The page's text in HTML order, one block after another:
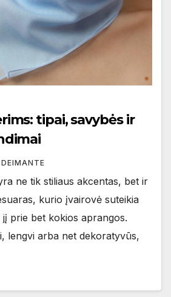
tipai, savybės ir
DEIMANTE
ne tik stiliaus akcentas, bet ir
kurio įvairovė suteikia
prie bet kokios aprangos.
lengvi arba net dekoratyvūs,